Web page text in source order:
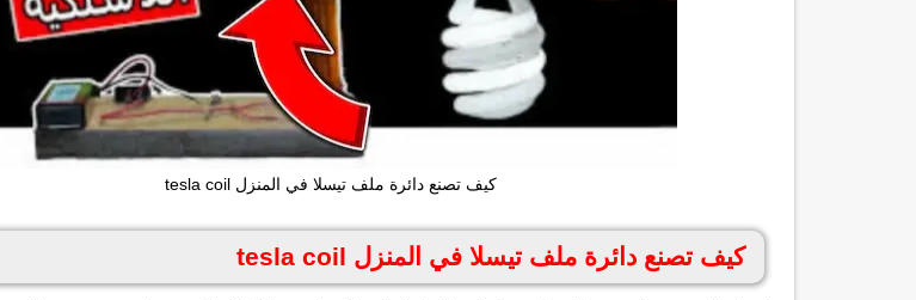
كيف تصنع دائرة ملف تيسلا في المنزل tesla coil
كيف تصنع دائرة ملف تيسلا في المنزل tesla coil